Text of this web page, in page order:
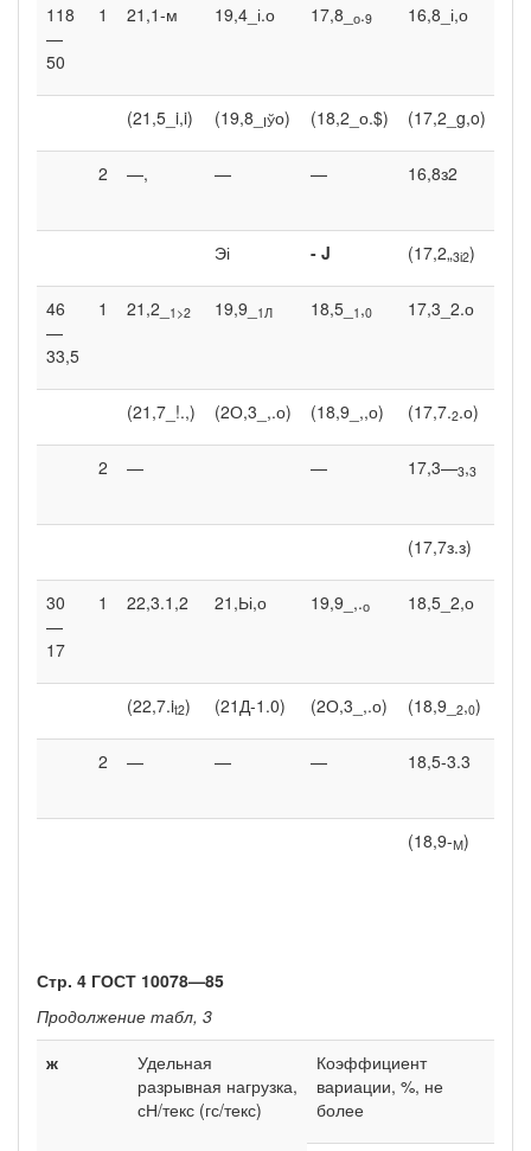
118
—
50
1 21,1-м 19,4_і.о 17,8_ о.9 16,8_і,о
(21,5_i,i) (19,8_ ІЎо) (18,2_о.$) (17,2_g,o)
2 —, — — 16,8з2
Эі - J (17,2„3і2)
46
—
33,5
1 21,2_ 1>2 19,9_ 1Л 18,5_ 1 ,0 17,3_2.о
(21,7_!.,) (2О,3_,.о) (18,9_,,о) (17,7.2.о)
2 — — 17,3—3,3
(17,7з.з)
30
—
17
1 22,3.1,2 21,Ьі,о 19,9_,.о 18,5_2,о
(22,7.it2) (21Д-1.0) (2О,3_,.о) (18,9_ 2,0)
2 — — — 18,5-3.3
(18,9-М)
Стр. 4 ГОСТ 10078—85
Продолжение табл, 3
ж
Удельная
разрывная нагрузка,
сН/текс (гс/текс)
Коэффициент
вариации, %, не
более